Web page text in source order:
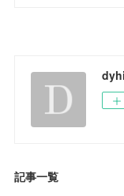
記事一覧